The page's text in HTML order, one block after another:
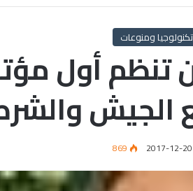
تكنولوجيا ومنوعات
تنظم أول
الجيش
2017-12-20
869